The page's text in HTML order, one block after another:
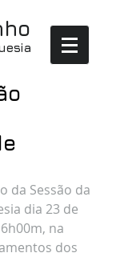
da Sessão da
dia 23 de
na
dos